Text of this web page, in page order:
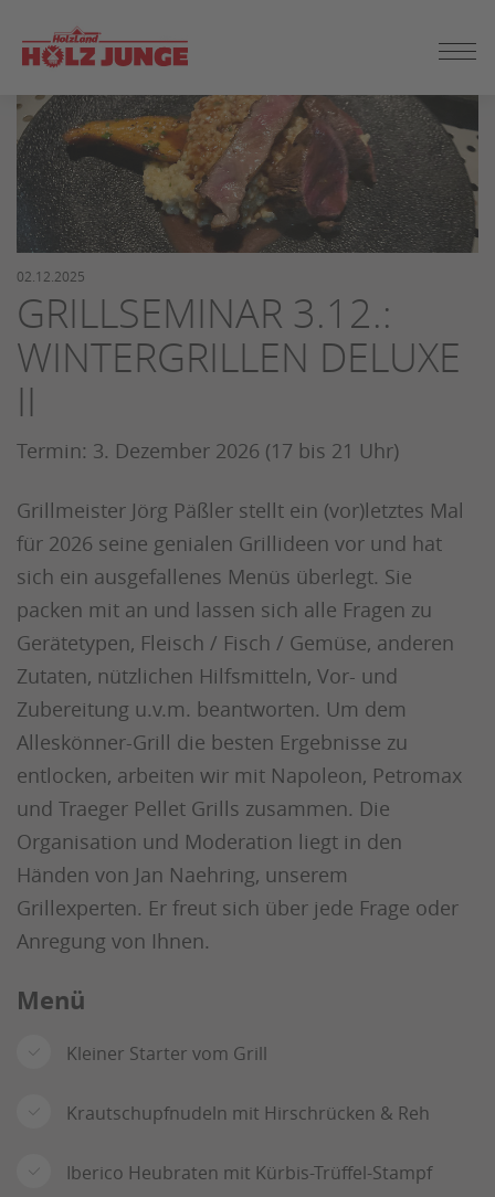
SEITENINHALT
02.12.2025
GRILLSEMINAR 3.12.:
WINTERGRILLEN DELUXE
II
Termin: 3. Dezember 2026 (17 bis 21 Uhr)
Grillmeister Jörg Päßler stellt ein (vor)letztes Mal
für 2026 seine genialen Grillideen vor und hat
sich ein ausgefallenes Menüs überlegt. Sie
packen mit an und lassen sich alle Fragen zu
Gerätetypen, Fleisch / Fisch / Gemüse, anderen
Zutaten, nützlichen Hilfsmitteln, Vor- und
Zubereitung u.v.m. beantworten. Um dem
Alleskönner-Grill die besten Ergebnisse zu
entlocken, arbeiten wir mit Napoleon, Petromax
und Traeger Pellet Grills zusammen. Die
Organisation und Moderation liegt in den
Händen von Jan Naehring, unserem
Grillexperten. Er freut sich über jede Frage oder
Anregung von Ihnen.
Menü
Kleiner Starter vom Grill
Krautschupfnudeln mit Hirschrücken & Reh
Iberico Heubraten mit Kürbis-Trüffel-Stampf